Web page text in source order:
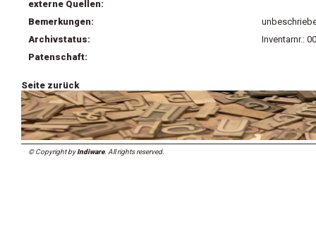
externe Quellen:
Bemerkungen:
Archivstatus:
Inventarnr.:
Patenschaft:
Seite zurück
© Copyright byIndiware. All rights reserved.